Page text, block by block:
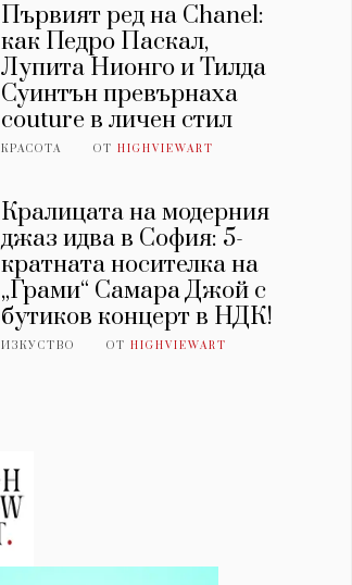
Първият ред на Chanel:
как Педро Паскал,
Лупита Нионго и Тилда
Суинтън превърнаха
couture в личен стил
КРАСОТА ОТHIGHVIEWART
Кралицата на модерния
джаз идва в София: 5-
кратната носителка на
„Грами“ Самара Джой с
бутиков концерт в НДК!
ИЗКУСТВО ОТHIGHVIEWART